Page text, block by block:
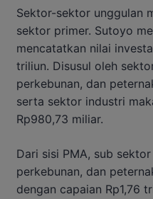
Sektor-sektor unggulan
sektor primer. Sutoyo
mencatatkan nilai
triliun. Disusul oleh
perkebunan, dan
serta sektor industri
Rp980,73 miliar.
Dari sisi PMA, sub
perkebunan, dan
dengan capaian Rp1,76